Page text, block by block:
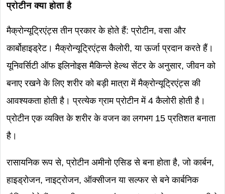
प्रोटीन क्या होता है
मैक्रोन्यूट्रिएंट्स तीन प्रकार के होते हैं: प्रोटीन, वसा और
कार्बोहाइड्रेट। मैक्रोन्यूट्रिएंट्स कैलोरी, या ऊर्जा प्रदान करते हैं।
यूनिवर्सिटी ऑफ इलिनोइस मैकिन्ले हेल्थ सेंटर के अनुसार, जीवन को
बनाए रखने के लिए शरीर को बड़ी मात्रा में मैक्रोन्यूट्रिएंट्स की
आवश्यकता होती है। प्रत्येक ग्राम प्रोटीन में 4 कैलोरी होती है।
प्रोटीन एक व्यक्ति के शरीर के वजन का लगभग 15 प्रतिशत बनाता
है।
रासायनिक रूप से, प्रोटीन अमीनो एसिड से बना होता है, जो कार्बन,
हाइड्रोजन, नाइट्रोजन, ऑक्सीजन या सल्फर से बने कार्बनिक